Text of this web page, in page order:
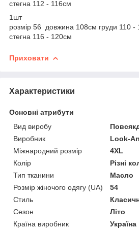
стегна 112 - 116см
1шт
розмір 56 довжина 108см груди 110 -
стегна 116 - 120см
Приховати
Характеристики
Основні атрибути
Вид виробу
Виробник
Look-
Міжнародний розмір
4XL
Колір
Різні
Тип тканини
Масло
Розмір жіночого одягу (UA)
54
Стиль
Сезон
Літо
Країна виробник
Україна